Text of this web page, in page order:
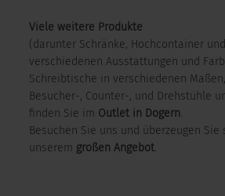
Viele weitere Produkte
(darunter Schränke, Hochcontainer
verschiedenen Ausstattungen und
Schreibtische in verschiedenen
Besucher-, Counter-, und Drehstühle
finden Sie im Outlet in Dogern
Besuchen Sie uns und überzeugen
unserem großen Angebot.